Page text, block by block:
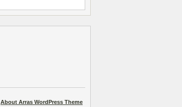
About Arras WordPress Theme